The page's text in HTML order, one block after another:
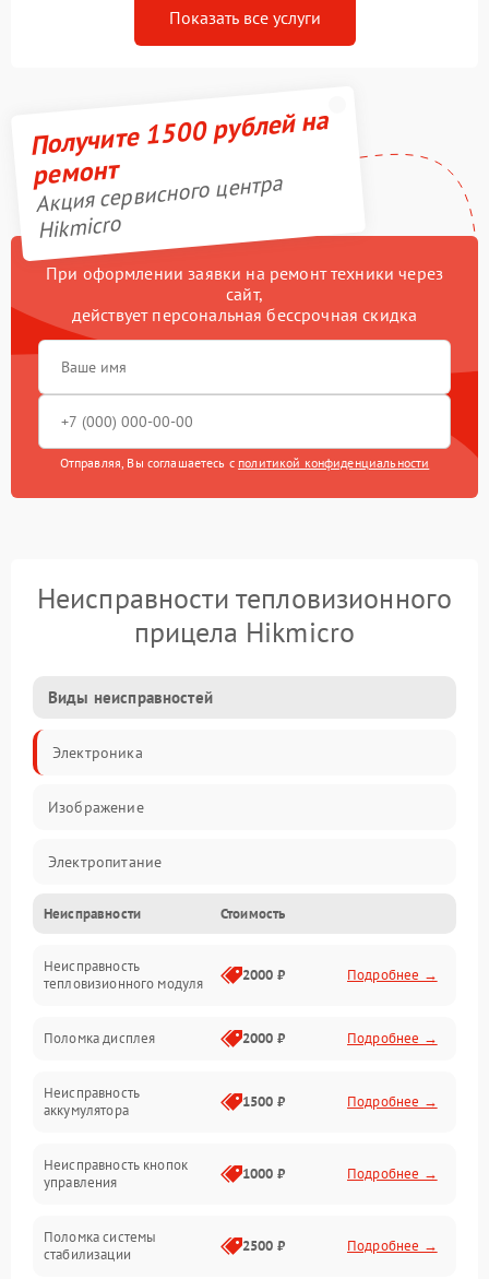
Показать все услуги
Получите 1500 рублей на
ремонт
Акция сервисного центра
Hikmicro
При оформлении заявки на ремонт техники через
сайт,
действует персональная бессрочная скидка
Отправляя, Вы соглашаетесь с политикой конфиденциальности
Неисправности тепловизионного
прицела Hikmicro
Виды неисправностей
Электроника
Изображение
Электропитание
Измерения
Матрица
Неисправности Стоимость
Неисправность
тепловизионного модуля
2000 ₽ Подробнее →
Поломка дисплея 2000 ₽ Подробнее →
Неисправность
аккумулятора
1500 ₽ Подробнее →
Неисправность кнопок
управления
1000 ₽ Подробнее →
Поломка системы
стабилизации
2500 ₽ Подробнее →